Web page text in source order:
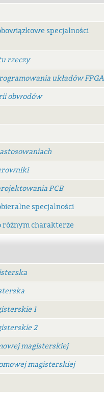
specjalności
rzeczy
układów FPGA
obwodów
PCB
specjalności
różnym charakterze
1
2
magisterskiej
magisterskiej